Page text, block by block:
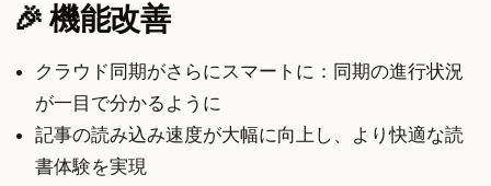
🎉 機能改善
クラウド同期がさらにスマートに：同期の進行状況
が一目で分かるように
記事の読み込み速度が大幅に向上し、より快適な読
書体験を実現